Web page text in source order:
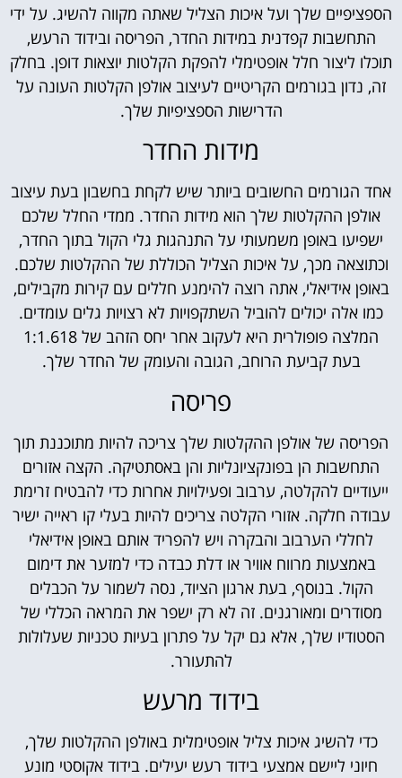
הספציפיים שלך ועל איכות הצליל שאתה מקווה להשיג. על ידי
התחשבות קפדנית במידות החדר, הפריסה ובידוד הרעש,
תוכלו ליצור חלל אופטימלי להפקת הקלטות יוצאות דופן. בחלק
זה, נדון בגורמים הקריטיים לעיצוב אולפן הקלטות העונה על
הדרישות הספציפיות שלך.
מידות החדר
אחד הגורמים החשובים ביותר שיש לקחת בחשבון בעת עיצוב
אולפן ההקלטות שלך הוא מידות החדר. ממדי החלל שלכם
ישפיעו באופן משמעותי על התנהגות גלי הקול בתוך החדר,
וכתוצאה מכך, על איכות הצליל הכוללת של ההקלטות שלכם.
באופן אידיאלי, אתה רוצה להימנע חללים עם קירות מקבילים,
כמו אלה יכולים להוביל השתקפויות לא רצויות גלים עומדים.
המלצה פופולרית היא לעקוב אחר יחס הזהב של 1:1.618
בעת קביעת הרוחב, הגובה והעומק של החדר שלך.
פריסה
הפריסה של אולפן ההקלטות שלך צריכה להיות מתוכננת תוך
התחשבות הן בפונקציונליות והן באסתטיקה. הקצה אזורים
ייעודיים להקלטה, ערבוב ופעילויות אחרות כדי להבטיח זרימת
עבודה חלקה. אזורי הקלטה צריכים להיות בעלי קו ראייה ישיר
לחללי הערבוב והבקרה ויש להפריד אותם באופן אידיאלי
באמצעות מרווח אוויר או דלת כבדה כדי למזער את דימום
הקול. בנוסף, בעת ארגון הציוד, נסה לשמור על הכבלים
מסודרים ומאורגנים. זה לא רק ישפר את המראה הכללי של
הסטודיו שלך, אלא גם יקל על פתרון בעיות טכניות שעלולות
להתעורר.
בידוד מרעש
כדי להשיג איכות צליל אופטימלית באולפן ההקלטות שלך,
חיוני ליישם אמצעי בידוד רעש יעילים. בידוד אקוסטי מונע